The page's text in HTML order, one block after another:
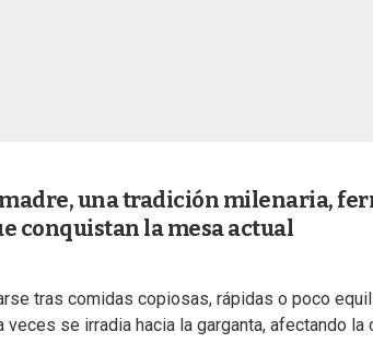
madre, una tradición milenaria,
conquistan la mesa actual
tras comidas copiosas, rápidas o poco
se irradia hacia la garganta, afectando la